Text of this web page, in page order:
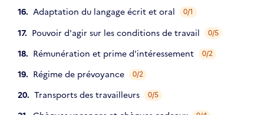
Adaptation du langage écrit et oral 0/1
Pouvoir d'agir sur les conditions de travail 0/5
Rémunération et prime d'intéressement 0/2
Régime de prévoyance 0/2
Transports des travailleurs 0/5